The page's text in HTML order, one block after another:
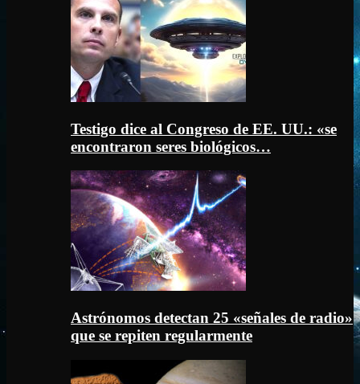
Testigo dice al Congreso de EE. UU.: «se
encontraron seres biológicos…
Astrónomos detectan 25 «señales de radio»
que se repiten regularmente